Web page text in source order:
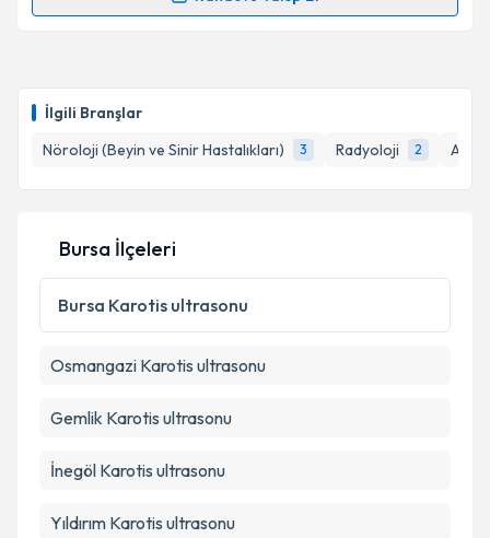
İlgili Branşlar
Nöroloji (Beyin ve Sinir Hastalıkları)
3 Radyoloji 2 Adli
kapsamda işlenmesini kabul ediyorum.
Takvim Talebini Gönder
Randevu Takvimi Talebi
takvim hazırlandığında e-posta ile bilgilendireceğiz.
Kişisel verilerimin işlenmesine ilişkinAydınlatma
Metni
'ni okudum ve kişisel verilerimin belirtilen
kapsamda işlenmesini kabul ediyorum.
Bursa İlçeleri
Bursa Karotis ultrasonu
Osmangazi Karotis ultrasonu
Gemlik Karotis ultrasonu
İnegöl Karotis ultrasonu
Yıldırım Karotis ultrasonu